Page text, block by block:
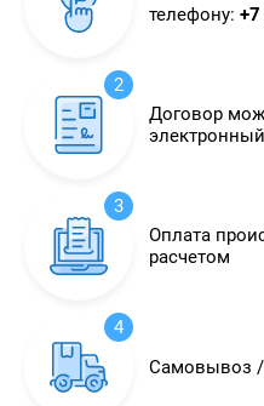
телефону:
2
Договор
3
Оплата
расчетом
4
Самовывоз /